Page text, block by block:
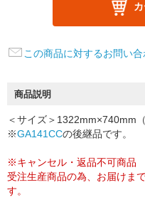
この商品に対するお問い
商品説明
＜サイズ＞1322mm×740mm
※GA141CCの後継品です。
※キャンセル・返品不可商品
受注生産商品の為、お届けま
す。